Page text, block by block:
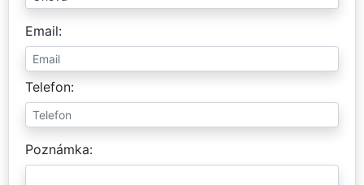
Email
Telefon
Poznámka